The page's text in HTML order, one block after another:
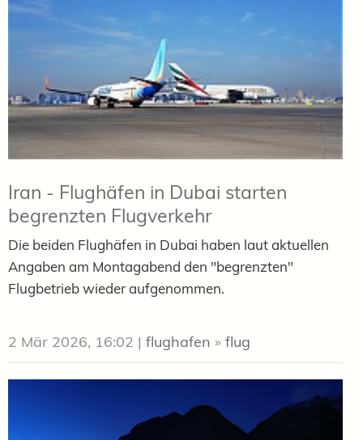
Iran - Flughäfen in Dubai starten
begrenzten Flugverkehr
Die beiden Flughäfen in Dubai haben laut aktuellen
Angaben am Montagabend den "begrenzten"
Flugbetrieb wieder aufgenommen.
2 Mär 2026, 16:02 | flughafen » flug